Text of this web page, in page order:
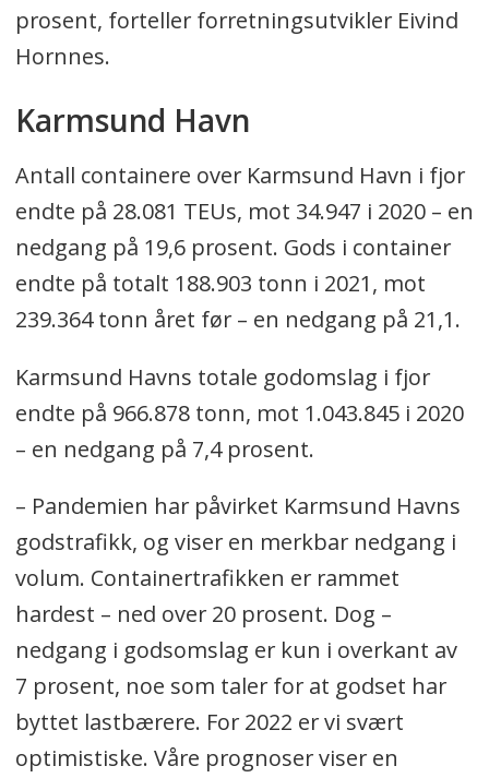
prosent, forteller forretningsutvikler Eivind
Hornnes.
Karmsund Havn
Antall containere over Karmsund Havn i fjor
endte på 28.081 TEUs, mot 34.947 i 2020 – en
nedgang på 19,6 prosent. Gods i container
endte på totalt 188.903 tonn i 2021, mot
239.364 tonn året før – en nedgang på 21,1.
Karmsund Havns totale godomslag i fjor
endte på 966.878 tonn, mot 1.043.845 i 2020
– en nedgang på 7,4 prosent.
– Pandemien har påvirket Karmsund Havns
godstrafikk, og viser en merkbar nedgang i
volum. Containertrafikken er rammet
hardest – ned over 20 prosent. Dog –
nedgang i godsomslag er kun i overkant av
7 prosent, noe som taler for at godset har
byttet lastbærere. For 2022 er vi svært
optimistiske. Våre prognoser viser en